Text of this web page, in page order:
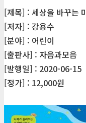
[제목] : 세상을 바꾸는
[저자] : 강용수
[분야] : 어린이
[출판사] : 자음과모음
[발행일] : 2020-06-15
[정가] : 12,000원